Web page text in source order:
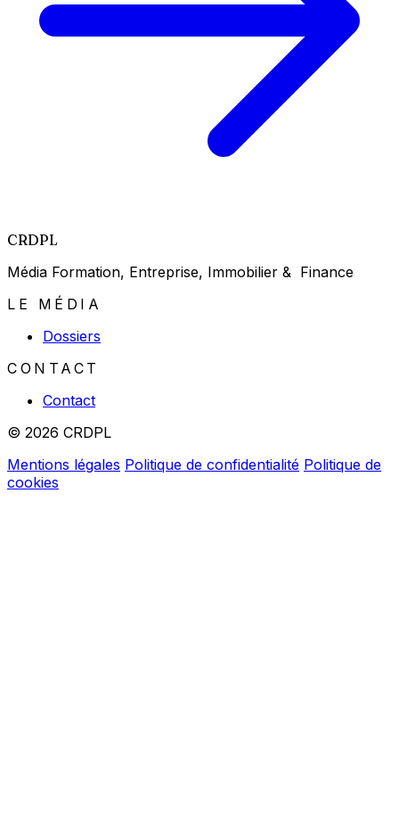
CRDPL
Média Formation, Entreprise, Immobilier & Finance
LE MÉDIA
Dossiers
CONTACT
Contact
© 2026 CRDPL
Mentions légales Politique de confidentialité Politique de
cookies